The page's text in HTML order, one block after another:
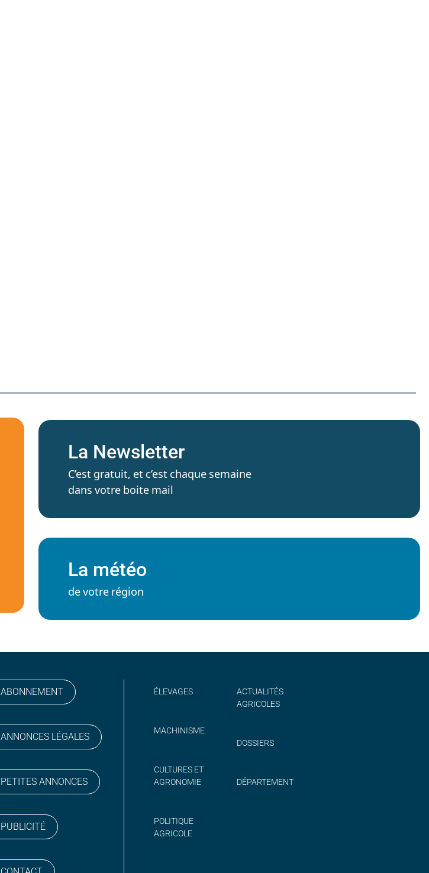
La Newsletter
C’est gratuit, et c’est chaque semaine
dans votre boite mail
La météo
de votre région
ABONNEMENT
ANNONCES LÉGALES
PETITES ANNONCES
PUBLICITÉ
ÉLEVAGES
MACHINISME
CULTURES ET
AGRONOMIE
POLITIQUE
AGRICOLE
ACTUALITÉS
AGRICOLES
DOSSIERS
DÉPARTEMENT